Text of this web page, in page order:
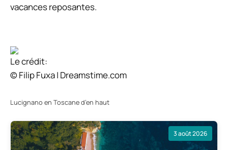
vacances reposantes.
Le crédit:
© Filip Fuxa | Dreamstime.com
Lucignano en Toscane d’en haut
3 août 2026